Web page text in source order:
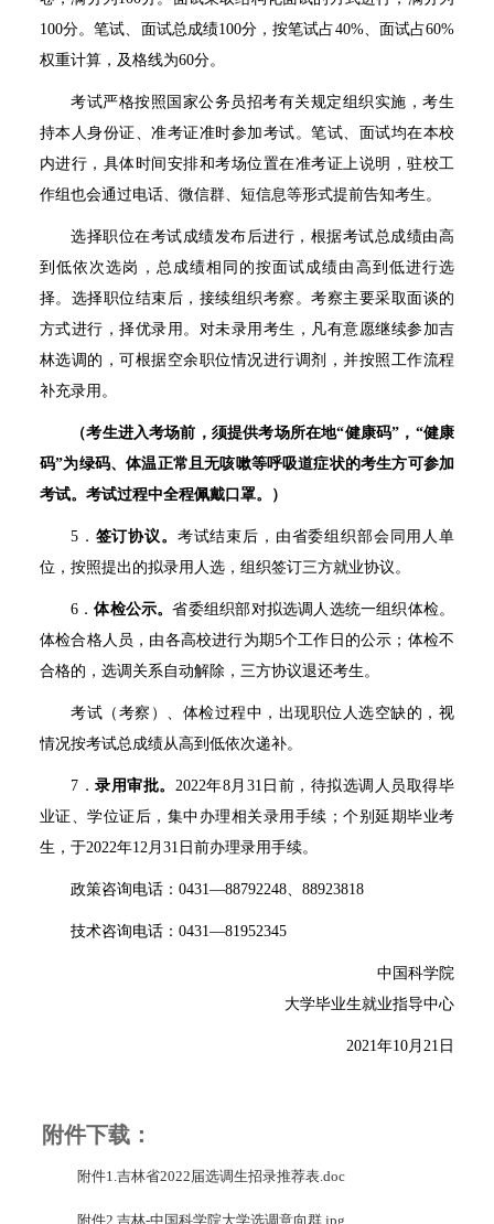
100分。笔试、面试总成绩100分，按笔试占40%、面试占60%
权重计算，及格线为60分。
考试严格按照国家公务员招考有关规定组织实施，考生
持本人身份证、准考证准时参加考试。笔试、面试均在本校
内进行，具体时间安排和考场位置在准考证上说明，驻校工
作组也会通过电话、微信群、短信息等形式提前告知考生。
选择职位在考试成绩发布后进行，根据考试总成绩由高
到低依次选岗，总成绩相同的按面试成绩由高到低进行选
择。选择职位结束后，接续组织考察。考察主要采取面谈的
方式进行，择优录用。对未录用考生，凡有意愿继续参加吉
林选调的，可根据空余职位情况进行调剂，并按照工作流程
补充录用。
（考生进入考场前，须提供考场所在地“健康码” ， “健康
码”为绿码、体温正常且无咳嗽等呼吸道症状的考生方可参加
考试。考试过程中全程佩戴口罩。）
5 ． 签订协议。 考试结束后，由省委组织部会同用人单
位，按照提出的拟录用人选，组织签订三方就业协议。
6 ．体检公示。省委组织部对拟选调人选统一组织体检。
体检合格人员，由各高校进行为期5个工作日的公示；体检不
合格的，选调关系自动解除，三方协议退还考生。
考试（考察）、体检过程中，出现职位人选空缺的，视
情况按考试总成绩从高到低依次递补。
7 ．录用审批。 2022年8月 31 日前，待拟选调人员取得毕
业证、学位证后，集中办理相关录用手续；个别延期毕业考
生，于2022年12月 31 日前办理录用手续。
政策咨询电话： 0431—88792248、 88923818
技术咨询电话： 0431—81952345
中国科学院
大学毕业生就业指导中心
2021年10月 21 日
附件下载：
附件1.吉林省2022届选调生招录推荐表.doc
附件2.吉林-中国科学院大学选调意向群.jpg